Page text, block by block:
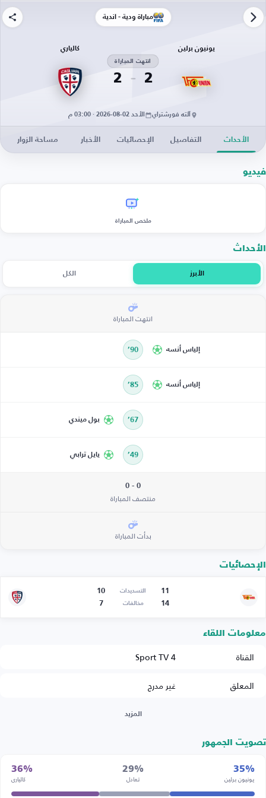
مباراة ودية - أندية
يونيون برلين
2
انتهت المباراة
2
كالياري
آلته فورشتراي الأحد 02-08-2026 · 03:00 م
الأحداث التفاصيل الإحصائيات الأخبار مساحة الزوار
فيديو
ملخص المباراة
الأحداث
الأبرز الكل
انتهت المباراة
إلياس أنسه 90’
إلياس أنسه 85’
67’ بول ميندي
49’ يايل ترابي
0 - 0
منتصف المباراة
بدأت المباراة
الإحصائيات
11 التسديدات
10
14
مخالفات 7
معلومات اللقاء
القناة
Sport TV 4
المعلق
غير مدرج
المزيد
تصويت الجمهور
35%
يونيون برلين
29%
تعادل
36%
كالياري